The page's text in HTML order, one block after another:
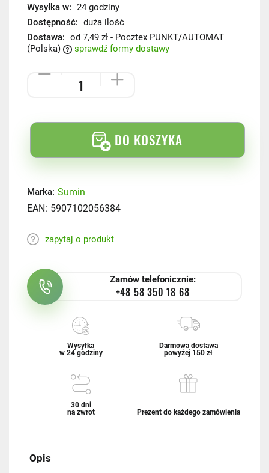
Wysyłka w: 24 godziny
Dostępność: duża ilość
Dostawa: od 7,49 zł - Pocztex PUNKT/AUTOMAT
(Polska)
sprawdź formy dostawy
DO KOSZYKA
Marka: Sumin
EAN: 5907102056384
zapytaj o produkt
Zamów telefonicznie:
+48 58 350 18 68
Wysyłka
w 24 godziny
Darmowa dostawa
powyżej 150 zł
30 dni
na zwrot
Prezent do każdego zamówienia
Opis